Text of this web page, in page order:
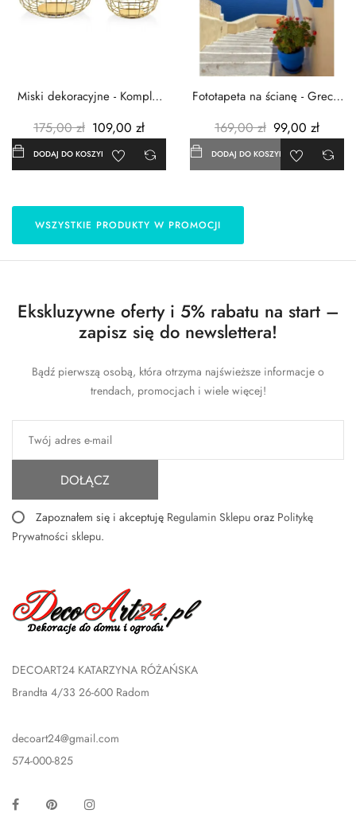
Miski dekoracyjne - Komplet
175,00 zł 109,00 zł
DODAJ DO KOSZYKA
Fototapeta na ścianę - Grecja
169,00 zł 99,00 zł
DODAJ DO KOSZYKA
WSZYSTKIE PRODUKTY W PROMOCJI
Ekskluzywne oferty i 5% rabatu na start –
zapisz się do newslettera!
Bądź pierwszą osobą, która otrzyma najświeższe informacje o
trendach, promocjach i wiele więcej!
DOŁĄCZ
Zapoznałem się i akceptuję Regulamin Sklepu oraz Politykę
Prywatności sklepu.
DECOART24 KATARZYNA RÓŻAŃSKA
Brandta 4/33 26-600 Radom
decoart24@gmail.com
574-000-825
Facebook Pinterest